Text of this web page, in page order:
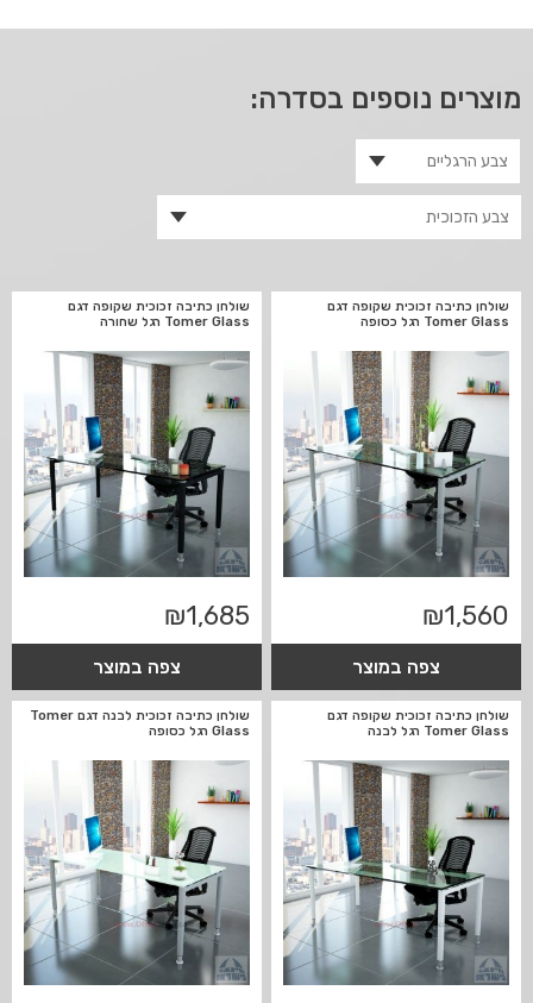
מוצרים נוספים בסדרה:
שולחן כתיבה זכוכית שקופה דגם
Tomer Glass רגל כסופה
₪1,560
צפה במוצר
שולחן כתיבה זכוכית שקופה דגם
Tomer Glass רגל שחורה
₪1,685
צפה במוצר
שולחן כתיבה זכוכית שקופה דגם
Tomer Glass רגל לבנה
שולחן כתיבה זכוכית לבנה דגם Tomer
Glass רגל כסופה